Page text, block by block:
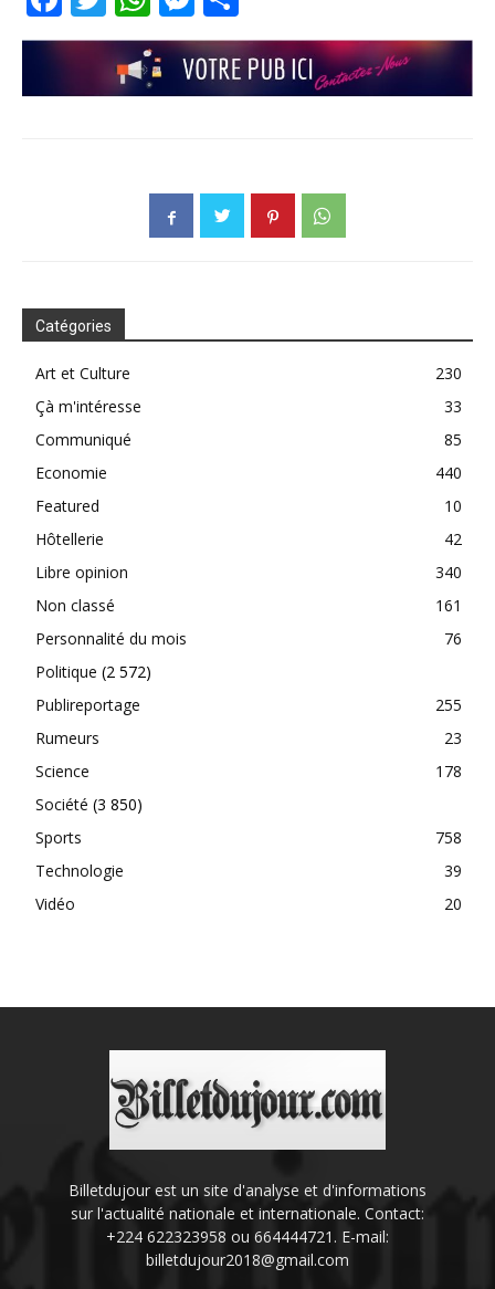
Catégories
Art et Culture
230
Çà m'intéresse
33
Communiqué
85
Economie
440
Featured
10
Hôtellerie
42
Libre opinion
340
Non classé
161
Personnalité du mois
76
Politique (2 572)
Publireportage
255
Rumeurs
23
Science
178
Société (3 850)
Sports
758
Technologie
39
Vidéo
20
Billetdujour est un site d'analyse et d'informations
sur l'actualité nationale et internationale. Contact:
+224 622323958 ou 664444721. E-mail:
billetdujour2018@gmail.com